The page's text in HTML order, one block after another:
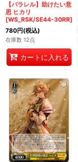
【パラレル】助けたい意
思 ヒカリ
[WS_RSK/SE44-30RR]
780円(税込)
在庫数 12点
カートに入れる